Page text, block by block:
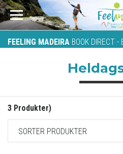
FEELING MADEIRA BOOK DIRECT -
3 Produkter)
SORTER PRODUKTER